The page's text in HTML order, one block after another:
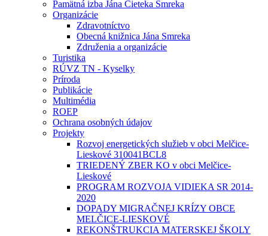
Pamätná izba Jána Čieteka Smreka
Organizácie
Zdravotníctvo
Obecná knižnica Jána Smreka
Združenia a organizácie
Turistika
RÚVZ TN - Kyselky
Príroda
Publikácie
Multimédia
ROEP
Ochrana osobných údajov
Projekty
Rozvoj energetických služieb v obci Melčice-
Lieskové 310041BCL8
TRIEDENÝ ZBER KO v obci Melčice-
Lieskové
PROGRAM ROZVOJA VIDIEKA SR 2014-
2020
DOPADY MIGRAČNEJ KRÍZY OBCE
MELČICE-LIESKOVÉ
REKONŠTRUKCIA MATERSKEJ ŠKOLY